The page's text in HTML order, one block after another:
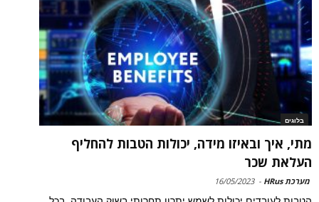
בלוגים
מתי, איך ובאיזו מידה, יכולות הטבות להחליף
העלאת שכר
מערכת HRus -
16/05/2023